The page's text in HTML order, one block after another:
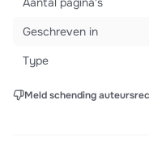
Geschreven in
Type
Meld schending